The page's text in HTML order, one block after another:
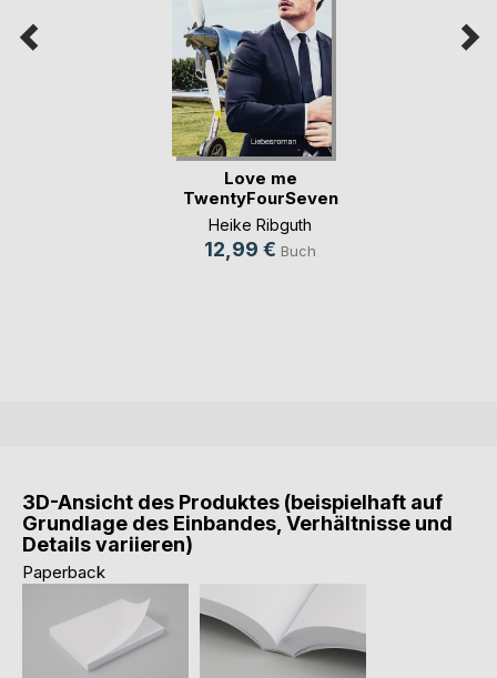
Love me
TwentyFourSeven
Heike Ribguth
12,99 € Buch
3D-Ansicht des Produktes (beispielhaft auf
Grundlage des Einbandes, Verhältnisse und
Details variieren)
Paperback